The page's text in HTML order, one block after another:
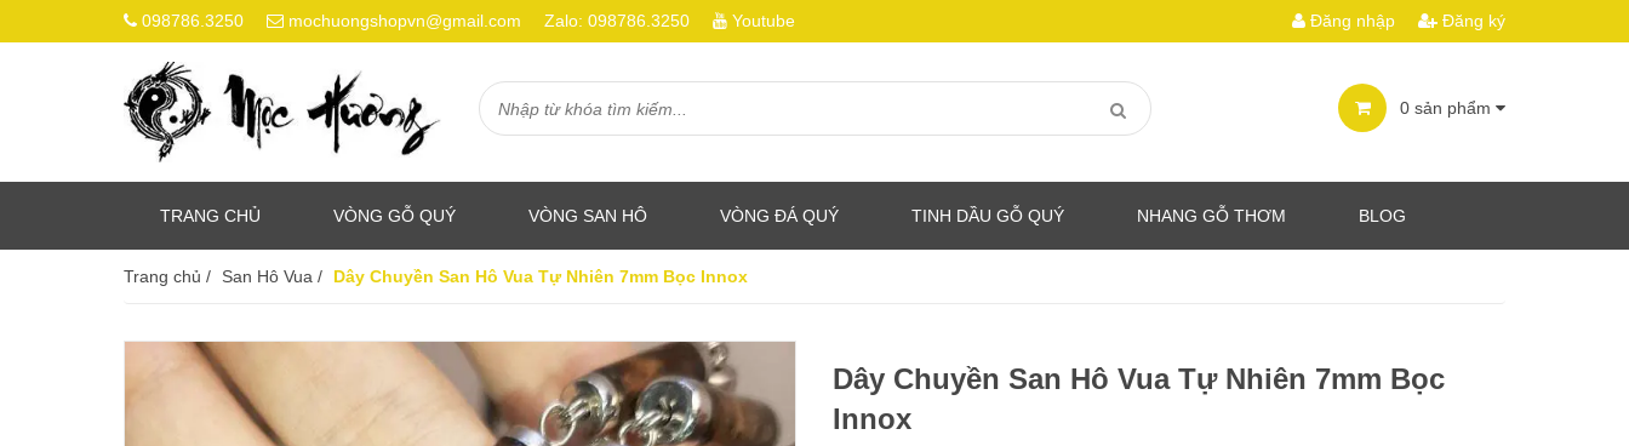
098786.3250 mochuongshopvn@gmail.com Zalo: 098786.3250 Youtube Đăng nhập Đăng ký
0 sản phẩm
TRANG CHỦ VÒNG GỖ QUÝ VÒNG SAN HÔ VÒNG ĐÁ QUÝ TINH DẦU GỖ QUÝ NHANG GỖ THƠM BLOG
Trang chủ / San Hô Vua / Dây Chuyền San Hô Vua Tự Nhiên 7mm Bọc Innox
Dây Chuyền San Hô Vua Tự Nhiên 7mm Bọc
Innox